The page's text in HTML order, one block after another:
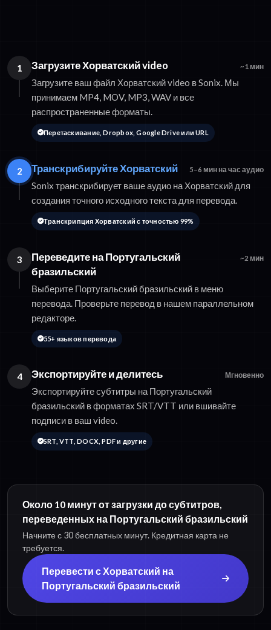
1 Загрузите Хорватский video ~1 мин
Загрузите ваш файл Хорватский video в Sonix. Мы
принимаем MP4, MOV, MP3, WAV и все
распространенные форматы.
Перетаскивание, Dropbox, Google Drive или URL
2 Транскрибируйте Хорватский 5–6 мин на час аудио
Sonix транскрибирует ваше аудио на Хорватский для
создания точного исходного текста для перевода.
Транскрипция Хорватский с точностью 99%
3
Переведите на Португальский
бразильский
~2 мин
Выберите Португальский бразильский в меню
перевода. Проверьте перевод в нашем параллельном
редакторе.
55+ языков перевода
4 Экспортируйте и делитесь Мгновенно
Экспортируйте субтитры на Португальский
бразильский в форматах SRT/VTT или вшивайте
подписи в ваш video.
SRT, VTT, DOCX, PDF и другие
Около 10 минут от загрузки до субтитров,
переведенных на Португальский бразильский
Начните с 30 бесплатных минут. Кредитная карта не
требуется.
Перевести с Хорватский на
Португальский бразильский